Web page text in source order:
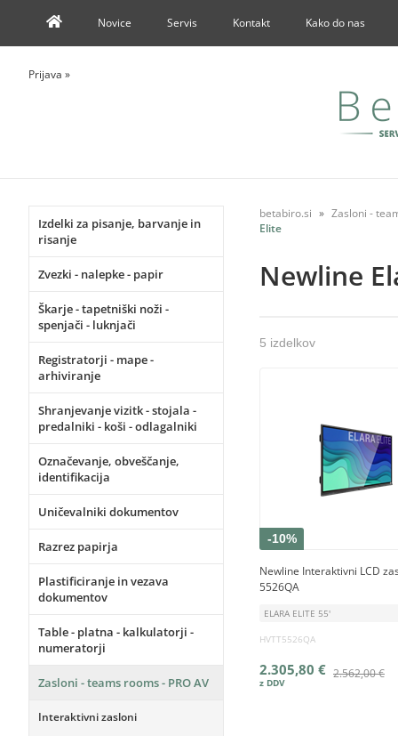
Novice Servis Kontakt Kako do nas
Prijava »
Izdelki za pisanje, barvanje in
risanje
Zvezki - nalepke - papir
Škarje - tapetniški noži -
spenjači - luknjači
Registratorji - mape -
arhiviranje
Shranjevanje vizitk - stojala -
predalniki - koši - odlagalniki
Označevanje, obveščanje,
identifikacija
Uničevalniki dokumentov
Razrez papirja
Plastificiranje in vezava
dokumentov
Table - platna - kalkulatorji -
numeratorji
Zasloni - teams rooms - PRO AV
Interaktivni zasloni
betabiro.si
Zasloni -
Elite
Newline
5 izdelkov
-10%
Newline Interaktivni LCD
5526QA
ELARA ELITE 55'
HVTT5526QA
2.562,00 €
2.305,80 €